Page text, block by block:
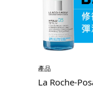
產品
La Roche-